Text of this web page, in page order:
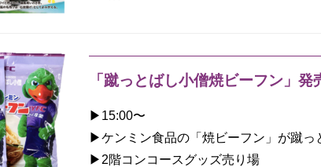
「蹴っとばし小僧焼ビーフン」発
▶︎15:00〜
▶︎ケンミン食品の「焼ビーフン」が蹴っ
▶︎2階コンコースグッズ売り場